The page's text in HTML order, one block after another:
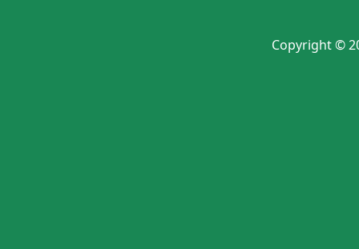
Copyright ©